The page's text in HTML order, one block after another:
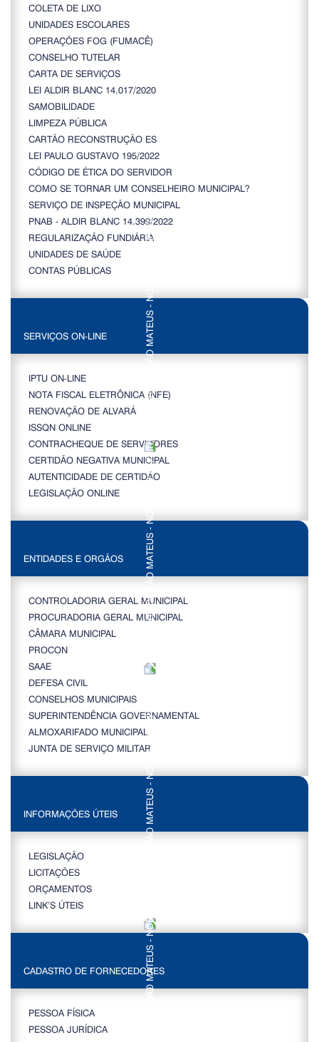
COLETA DE LIXO
UNIDADES ESCOLARES
OPERAÇÕES FOG (FUMACÊ)
CONSELHO TUTELAR
CARTA DE SERVIÇOS
LEI ALDIR BLANC 14.017/2020
SAMOBILIDADE
LIMPEZA PÚBLICA
CARTÃO RECONSTRUÇÃO ES
LEI PAULO GUSTAVO 195/2022
CÓDIGO DE ÉTICA DO SERVIDOR
COMO SE TORNAR UM CONSELHEIRO MUNICIPAL?
SERVIÇO DE INSPEÇÃO MUNICIPAL
PNAB - ALDIR BLANC 14.399/2022
REGULARIZAÇÃO FUNDIÁRIA
UNIDADES DE SAÚDE
CONTAS PÚBLICAS
SERVIÇOS ON-LINE
IPTU ON-LINE
NOTA FISCAL ELETRÔNICA (NFE)
RENOVAÇÃO DE ALVARÁ
ISSQN ONLINE
CONTRACHEQUE DE SERVIDORES
CERTIDÃO NEGATIVA MUNICIPAL
AUTENTICIDADE DE CERTIDÃO
LEGISLAÇÃO ONLINE
ENTIDADES E ORGÃOS
CONTROLADORIA GERAL MUNICIPAL
PROCURADORIA GERAL MUNICIPAL
CÂMARA MUNICIPAL
PROCON
SAAE
DEFESA CIVIL
CONSELHOS MUNICIPAIS
SUPERINTENDÊNCIA GOVERNAMENTAL
ALMOXARIFADO MUNICIPAL
JUNTA DE SERVIÇO MILITAR
INFORMAÇÕES ÚTEIS
LEGISLAÇÃO
LICITAÇÕES
ORÇAMENTOS
LINK’S ÚTEIS
CADASTRO DE FORNECEDORES
PESSOA FÍSICA
PESSOA JURÍDICA